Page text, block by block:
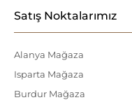
Satış Noktalarımız
Alanya Mağaza
Isparta Mağaza
Burdur Mağaza